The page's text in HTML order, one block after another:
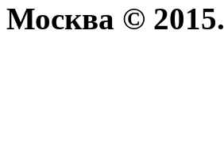
Москва © 2015.